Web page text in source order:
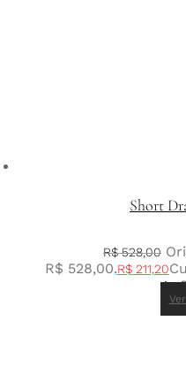
Short
R$528,00
R$ 528,00.R$211,20
1 x